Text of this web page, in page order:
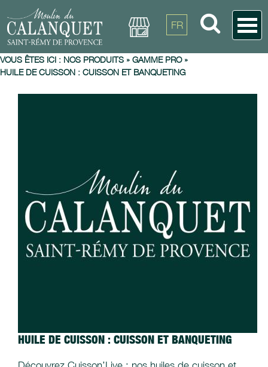
FR
VOUS ÊTES ICI : NOS PRODUITS » GAMME PRO»
HUILE DE CUISSON : CUISSON ET BANQUETING
HUILE DE CUISSON : CUISSON ET BANQUETING